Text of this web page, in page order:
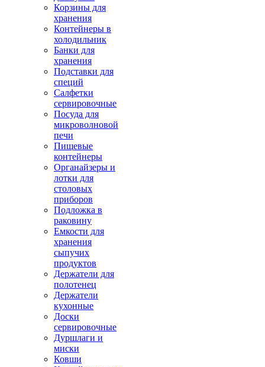
Корзины для
хранения
Контейнеры в
холодильник
Банки для
хранения
Подставки для
специй
Салфетки
сервировочные
Посуда для
микроволновой
печи
Пищевые
контейнеры
Органайзеры и
лотки для
столовых
приборов
Подложка в
раковину
Емкости для
хранения
сыпучих
продуктов
Держатели для
полотенец
Держатели
кухонные
Доски
сервировочные
Дуршлаги и
миски
Ковши